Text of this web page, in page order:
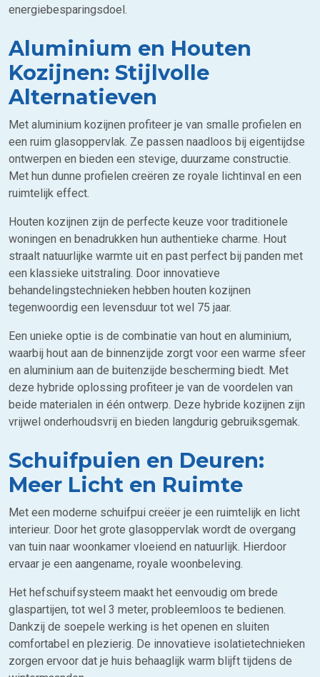
energiebesparingsdoel.
Aluminium en Houten
Kozijnen: Stijlvolle
Alternatieven
Met aluminium kozijnen profiteer je van smalle profielen en
een ruim glasoppervlak. Ze passen naadloos bij eigentijdse
ontwerpen en bieden een stevige, duurzame constructie.
Met hun dunne profielen creëren ze royale lichtinval en een
ruimtelijk effect.
Houten kozijnen zijn de perfecte keuze voor traditionele
woningen en benadrukken hun authentieke charme. Hout
straalt natuurlijke warmte uit en past perfect bij panden met
een klassieke uitstraling. Door innovatieve
behandelingstechnieken hebben houten kozijnen
tegenwoordig een levensduur tot wel 75 jaar.
Een unieke optie is de combinatie van hout en aluminium,
waarbij hout aan de binnenzijde zorgt voor een warme sfeer
en aluminium aan de buitenzijde bescherming biedt. Met
deze hybride oplossing profiteer je van de voordelen van
beide materialen in één ontwerp. Deze hybride kozijnen zijn
vrijwel onderhoudsvrij en bieden langdurig gebruiksgemak.
Schuifpuien en Deuren:
Meer Licht en Ruimte
Met een moderne schuifpui creëer je een ruimtelijk en licht
interieur. Door het grote glasoppervlak wordt de overgang
van tuin naar woonkamer vloeiend en natuurlijk. Hierdoor
ervaar je een aangename, royale woonbeleving.
Het hefschuifsysteem maakt het eenvoudig om brede
glaspartijen, tot wel 3 meter, probleemloos te bedienen.
Dankzij de soepele werking is het openen en sluiten
comfortabel en plezierig. De innovatieve isolatietechnieken
zorgen ervoor dat je huis behaaglijk warm blijft tijdens de